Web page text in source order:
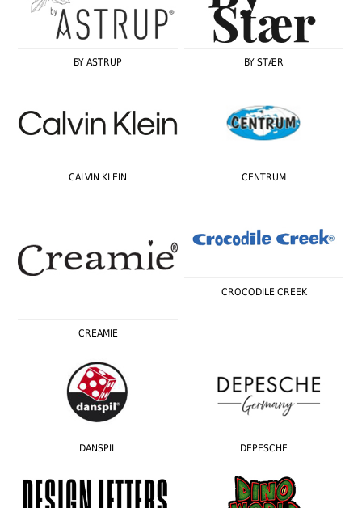
BY ASTRUP BY STÆR
CALVIN KLEIN CENTRUM
CREAMIE
CROCODILE CREEK
DANSPIL DEPESCHE